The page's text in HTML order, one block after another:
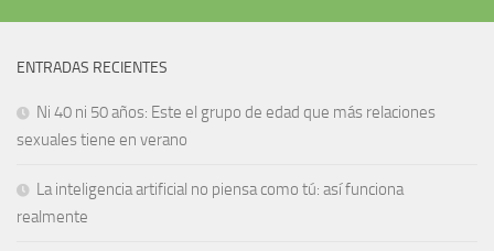
ENTRADAS RECIENTES
Ni 40 ni 50 años: Este el grupo de edad que más relaciones
sexuales tiene en verano
La inteligencia artificial no piensa como tú: así funciona
realmente